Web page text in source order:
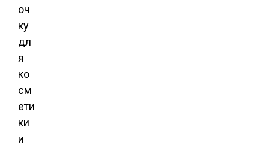
оч
ку
дл
я
ко
см
ети
ки
и